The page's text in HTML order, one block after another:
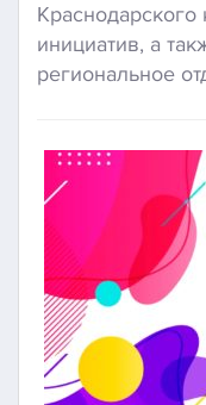
инициатив, а
региональное